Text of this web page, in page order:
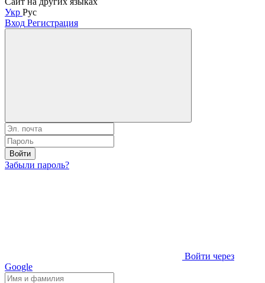
Укр Рус
Вход Регистрация
Войти
Забыли пароль?
Войти через
Google